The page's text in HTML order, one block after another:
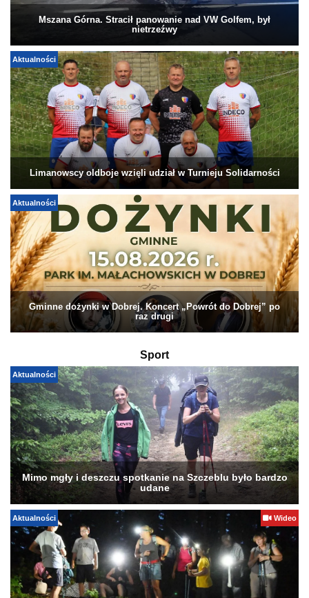
Mszana Górna. Stracił panowanie nad VW Golfem, był
nietrzeźwy
Aktualności
Limanowscy oldboje wzięli udział w Turnieju Solidarności
Aktualności
Gminne dożynki w Dobrej. Koncert „Powrót do Dobrej” po
raz drugi
Sport
Aktualności
Mimo mgły i deszczu spotkanie na Szczeblu było bardzo
udane
Aktualności Wideo